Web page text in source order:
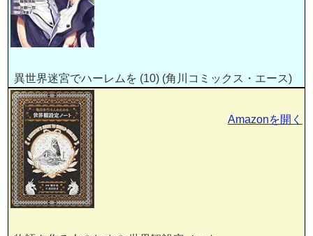
異世界迷宮でハーレムを (10) (角川コミックス・エース)
Amazonを開く